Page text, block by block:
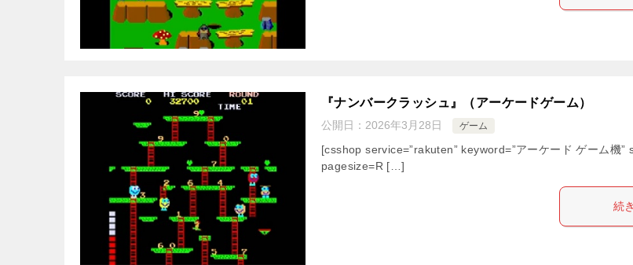
『ナンバークラッシュ』（アーケードゲーム）
公開日： 2026年3月28日 ゲーム
[csshop service=”rakuten” keyword=”アーケード ゲーム機”
pagesize=R […]
続